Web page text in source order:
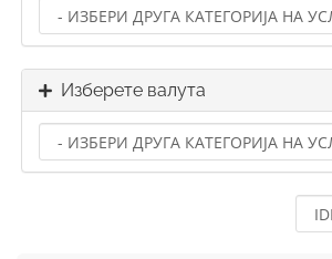
Изберете валута